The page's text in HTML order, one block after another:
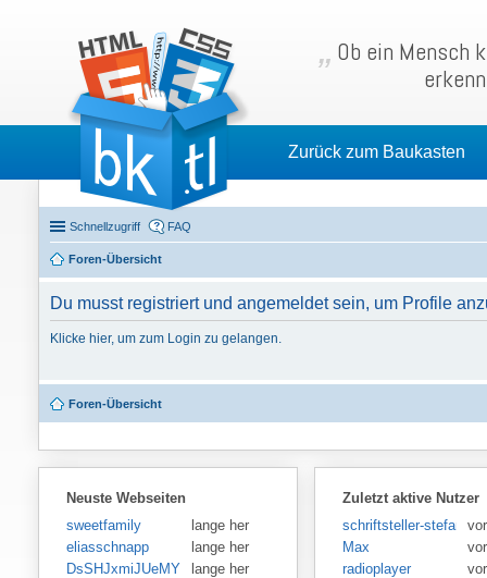
Ob ein Mensch
Zurück zum Baukasten
Schnellzugriff FAQ
Foren-Übersicht
Du musst registriert und angemeldet sein, um Profile
Klicke hier, um zum Login zu gelangen.
Foren-Übersicht
Neuste Webseiten
sweetfamily
lange her
eliasschnapp
lange her
DsSHJxmiJUeMY
lange her
Zuletzt aktive Nutzer
schriftsteller-stefansen
Max
radioplayer